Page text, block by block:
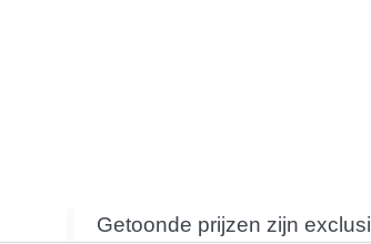
Getoonde prijzen zijn